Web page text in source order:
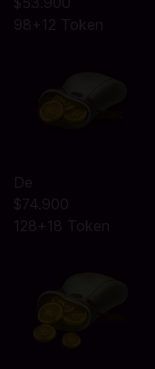
98+12 Token
De
$74.900
128+18 Token